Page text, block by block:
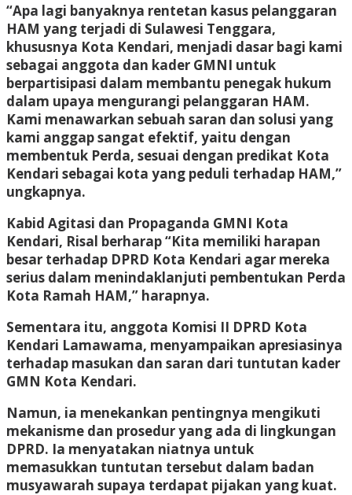
“Apa lagi banyaknya rentetan kasus pelanggaran
HAM yang terjadi di Sulawesi Tenggara,
khususnya Kota Kendari, menjadi dasar bagi kami
sebagai anggota dan kader GMNI untuk
berpartisipasi dalam membantu penegak hukum
dalam upaya mengurangi pelanggaran HAM.
Kami menawarkan sebuah saran dan solusi yang
kami anggap sangat efektif, yaitu dengan
membentuk Perda, sesuai dengan predikat Kota
Kendari sebagai kota yang peduli terhadap HAM,”
ungkapnya.
Kabid Agitasi dan Propaganda GMNI Kota
Kendari, Risal berharap “Kita memiliki harapan
besar terhadap DPRD Kota Kendari agar mereka
serius dalam menindaklanjuti pembentukan Perda
Kota Ramah HAM,” harapnya.
Sementara itu, anggota Komisi II DPRD Kota
Kendari Lamawama, menyampaikan apresiasinya
terhadap masukan dan saran dari tuntutan kader
GMN Kota Kendari.
Namun, ia menekankan pentingnya mengikuti
mekanisme dan prosedur yang ada di lingkungan
DPRD. Ia menyatakan niatnya untuk
memasukkan tuntutan tersebut dalam badan
musyawarah supaya terdapat pijakan yang kuat.